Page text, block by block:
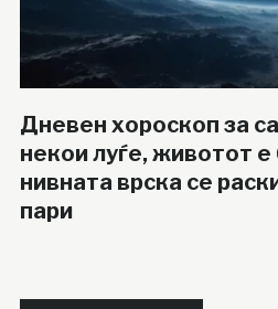
Дневен хороскоп за
некои луѓе, животот е
нивната врска се
пари